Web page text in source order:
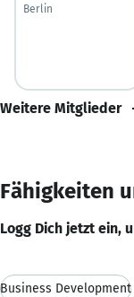
Berlin
Weitere Mitglieder
Fähigkeiten
Logg Dich jetzt ein,
Business Development